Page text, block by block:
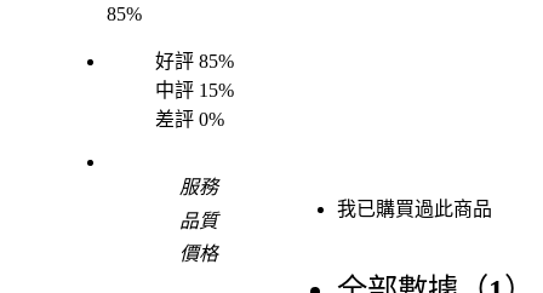
85%
好評 85%
中評 15%
差評 0%
服務
品質
價格
我已購買過此商品